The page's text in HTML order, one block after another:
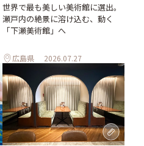
世界で最も美しい美術館に選出。
瀬戸内の絶景に溶け込む、動く
「下瀬美術館」へ
広島県 2026.07.27